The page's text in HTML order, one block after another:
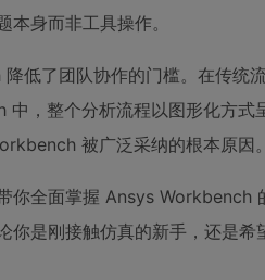
身而非工具操作。
低了团队协作的门槛。在传统
，整个分析流程以图形化方式
被广泛采纳的根本原因
你全面掌握 Ansys Workbench
你是刚接触仿真的新手，还是